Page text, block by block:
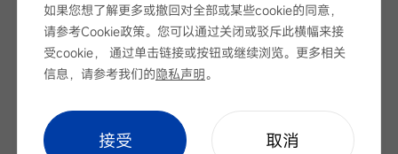
华晟荣誉
视频
新闻资讯
展会论坛
招标公告
服务支持
序列号查询
联系我们
Cookie Setting | 网站地图 隐私声明
如果您想了解更多或撤回对全部或某些cookie的同意，
请参考Cookie政策。您可以通过关闭或驳斥此横幅来接
受cookie， 通过单击链接或按钮或继续浏览。更多相关
信息，请参考我们的隐私声明。
接受 取消
cookie setting